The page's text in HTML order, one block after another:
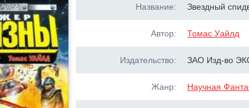
Название: Звездный
Автор: Томас Уайлд
Издательство: ЗАО Изд-во
Жанр: Научная